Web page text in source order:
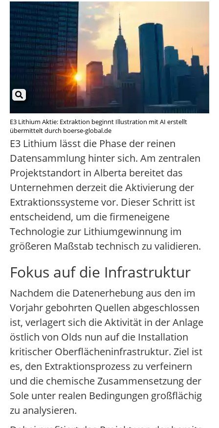
E3 Lithium Aktie: Extraktion beginnt Illustration mit AI erstellt
übermittelt durch boerse-global.de
E3 Lithium lässt die Phase der reinen
Datensammlung hinter sich. Am zentralen
Projektstandort in Alberta bereitet das
Unternehmen derzeit die Aktivierung der
Extraktionssysteme vor. Dieser Schritt ist
entscheidend, um die firmeneigene
Technologie zur Lithiumgewinnung im
größeren Maßstab technisch zu validieren.
Fokus auf die Infrastruktur
Nachdem die Datenerhebung aus den im
Vorjahr gebohrten Quellen abgeschlossen
ist, verlagert sich die Aktivität in der Anlage
östlich von Olds nun auf die Installation
kritischer Oberflächeninfrastruktur. Ziel ist
es, den Extraktionsprozess zu verfeinern
und die chemische Zusammensetzung der
Sole unter realen Bedingungen großflächig
zu analysieren.